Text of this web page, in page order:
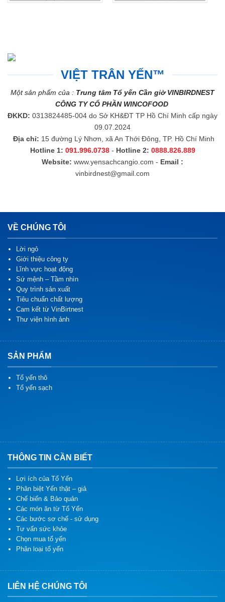
VIỆT TRÂN YẾN™
Một sản phẩm của : Trung tâm Tổ yến Cần giờ VINBIRDNEST
CÔNG TY CỔ PHẦN WINCOFOOD
ĐKKD: 0313824485-004 do Sở KH&ĐT TP Hồ Chí Minh cấp ngày
09.07.2024
Địa chỉ: 15 đường Lý Nhơn, xã An Thới Đông, TP. Hồ Chí Minh
Hotline 1: 091.996.0738 - Hotline 2: 0888.826.889
Website: www.yensachcangio.com - Email :
vinbirdnest@gmail.com
VỀ CHÚNG TÔI
Lời ngỏ
Giới thiệu công ty
Lĩnh vực hoạt động
Sứ mệnh – Tầm nhìn
Quy trình sản xuất
Tiêu chuẩn chất lượng
Cam kết từ VinBirtnest
Thư viện hình ảnh
SẢN PHẨM
Tổ yến thô
Tổ yến sạch
THÔNG TIN CẦN BIẾT
Lợi ích của Tổ Yến
Phân biệt Yến thật – giả
Chế biến & Bảo quản
Các món ăn từ Tổ Yến
Các bước sơ chế - sử dụng
Tư vấn sức khỏe
Chọn mua tổ yến
Phân loại tổ yến
LIÊN HỆ CHÚNG TÔI